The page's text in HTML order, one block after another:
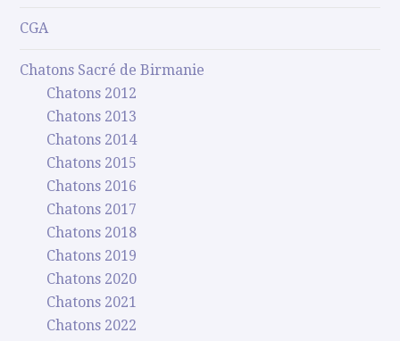
CGA
Chatons Sacré de Birmanie
Chatons 2012
Chatons 2013
Chatons 2014
Chatons 2015
Chatons 2016
Chatons 2017
Chatons 2018
Chatons 2019
Chatons 2020
Chatons 2021
Chatons 2022